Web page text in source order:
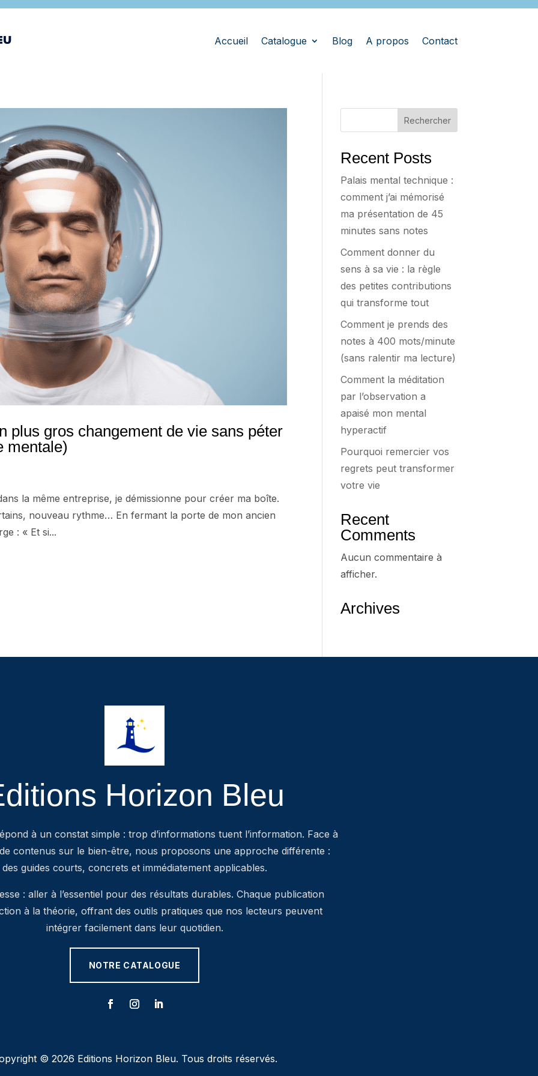
Accueil Catalogue Blog A propos Contact
plus gros changement de vie sans péter
mentale)
la même entreprise, je démissionne pour créer ma boîte.
nouveau rythme… En fermant la porte de mon ancien
: « Et si...
Rechercher
Recent Posts
Palais mental technique :
comment j’ai mémorisé
ma présentation de 45
minutes sans notes
Comment donner du
sens à sa vie : la règle
des petites contributions
qui transforme tout
Comment je prends des
notes à 400 mots/minute
(sans ralentir ma lecture)
Comment la méditation
par l’observation a
apaisé mon mental
hyperactif
Pourquoi remercier vos
regrets peut transformer
votre vie
Recent
Comments
Aucun commentaire à
afficher.
Archives
Horizon Bleu
à un constat simple : trop d’informations tuent l’information. Face à
contenus sur le bien-être, nous proposons une approche différente :
des guides courts, concrets et immédiatement applicables.
: aller à l’essentiel pour des résultats durables. Chaque publication
à la théorie, offrant des outils pratiques que nos lecteurs peuvent
intégrer facilement dans leur quotidien.
NOTRE CATALOGUE
© 2026 Editions Horizon Bleu. Tous droits réservés.